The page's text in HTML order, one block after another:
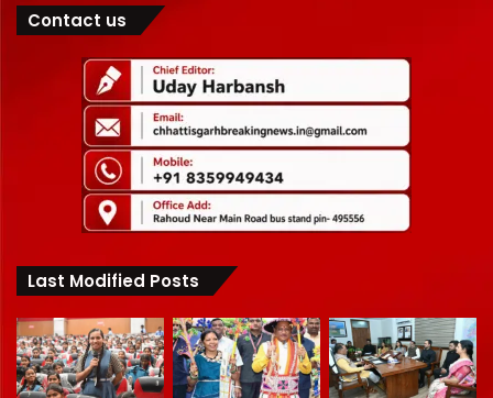
Contact us
Last Modified Posts